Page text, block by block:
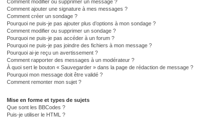
Comment modifier ou supprimer un message ?
Comment ajouter une signature à mes messages ?
Comment créer un sondage ?
Pourquoi ne puis-je pas ajouter plus d’options à mon sondage ?
Comment modifier ou supprimer un sondage ?
Pourquoi ne puis-je pas accéder à un forum ?
Pourquoi ne puis-je pas joindre des fichiers à mon message ?
Pourquoi ai-je reçu un avertissement ?
Comment rapporter des messages à un modérateur ?
À quoi sert le bouton « Sauvegarder » dans la page de rédaction de message ?
Pourquoi mon message doit être validé ?
Comment remonter mon sujet ?
Mise en forme et types de sujets
Que sont les BBCodes ?
Puis-je utiliser le HTML ?